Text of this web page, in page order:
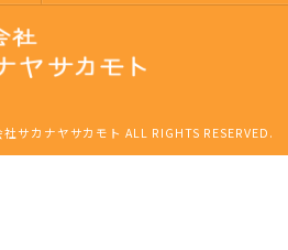
サカナヤサカモト ALL RIGHTS RESERVED.